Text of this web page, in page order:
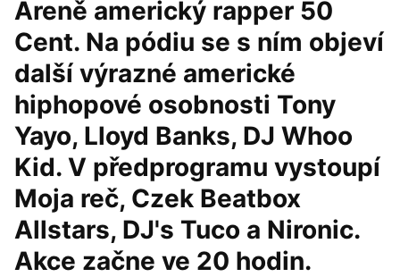
Areně americký rapper 50
Cent. Na pódiu se s ním objeví
další výrazné americké
hiphopové osobnosti Tony
Yayo, Lloyd Banks, DJ Whoo
Kid. V předprogramu vystoupí
Moja reč, Czek Beatbox
Allstars, DJ's Tuco a Nironic.
Akce začne ve 20 hodin.